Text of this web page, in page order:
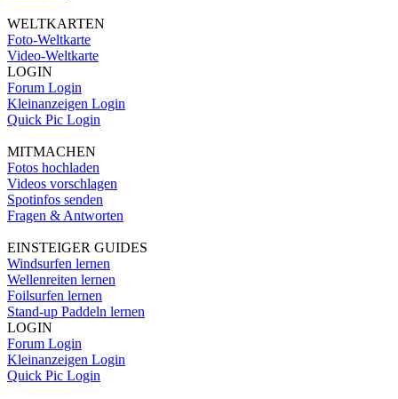
WELTKARTEN
Foto-Weltkarte
Video-Weltkarte
LOGIN
Forum Login
Kleinanzeigen Login
Quick Pic Login
MITMACHEN
Fotos hochladen
Videos vorschlagen
Spotinfos senden
Fragen & Antworten
EINSTEIGER GUIDES
Windsurfen lernen
Wellenreiten lernen
Foilsurfen lernen
Stand-up Paddeln lernen
LOGIN
Forum Login
Kleinanzeigen Login
Quick Pic Login